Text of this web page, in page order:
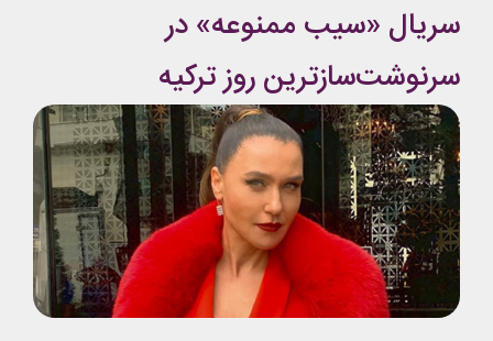
سریال «سیب ممنوعه» در
سرنوشت‌سازترین روز ترکیه